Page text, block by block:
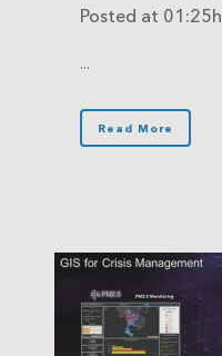
Posted at 01:25h
...
Read More